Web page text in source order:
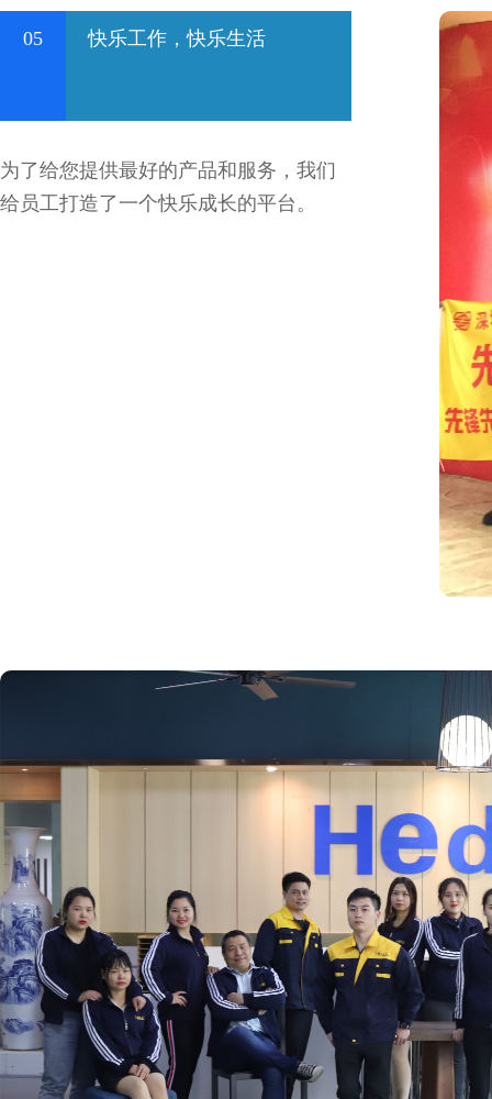
05 快乐工作，快乐生活
为了给您提供最好的产品和服务，我们
给员工打造了一个快乐成长的平台。